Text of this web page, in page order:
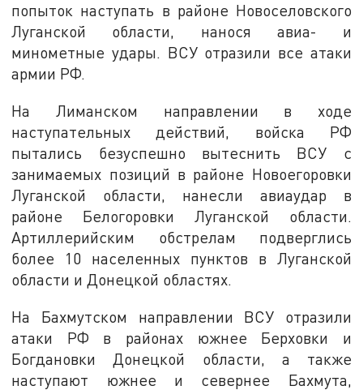
попыток наступать в районе Новоселовского
Луганской области, нанося авиа- и
минометные удары. ВСУ отразили все атаки
армии РФ.
На Лиманском направлении в ходе
наступательных действий, войска РФ
пытались безуспешно вытеснить ВСУ с
занимаемых позиций в районе Новоегоровки
Луганской области, нанесли авиаудар в
районе Белогоровки Луганской области.
Артиллерийским обстрелам подверглись
более 10 населенных пунктов в Луганской
области и Донецкой областях.
На Бахмутском направлении ВСУ отразили
атаки РФ в районах южнее Берховки и
Богдановки Донецкой области, а также
наступают южнее и севернее Бахмута,